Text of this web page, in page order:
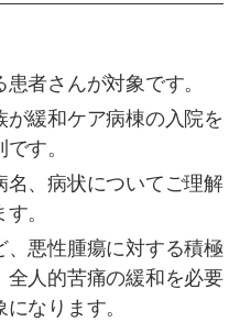
者さんが対象です。
緩和ケア病棟の入院を
す。
名、病状についてご理解
。
悪性腫瘍に対する積極
全人的苦痛の緩和を必要
なります。